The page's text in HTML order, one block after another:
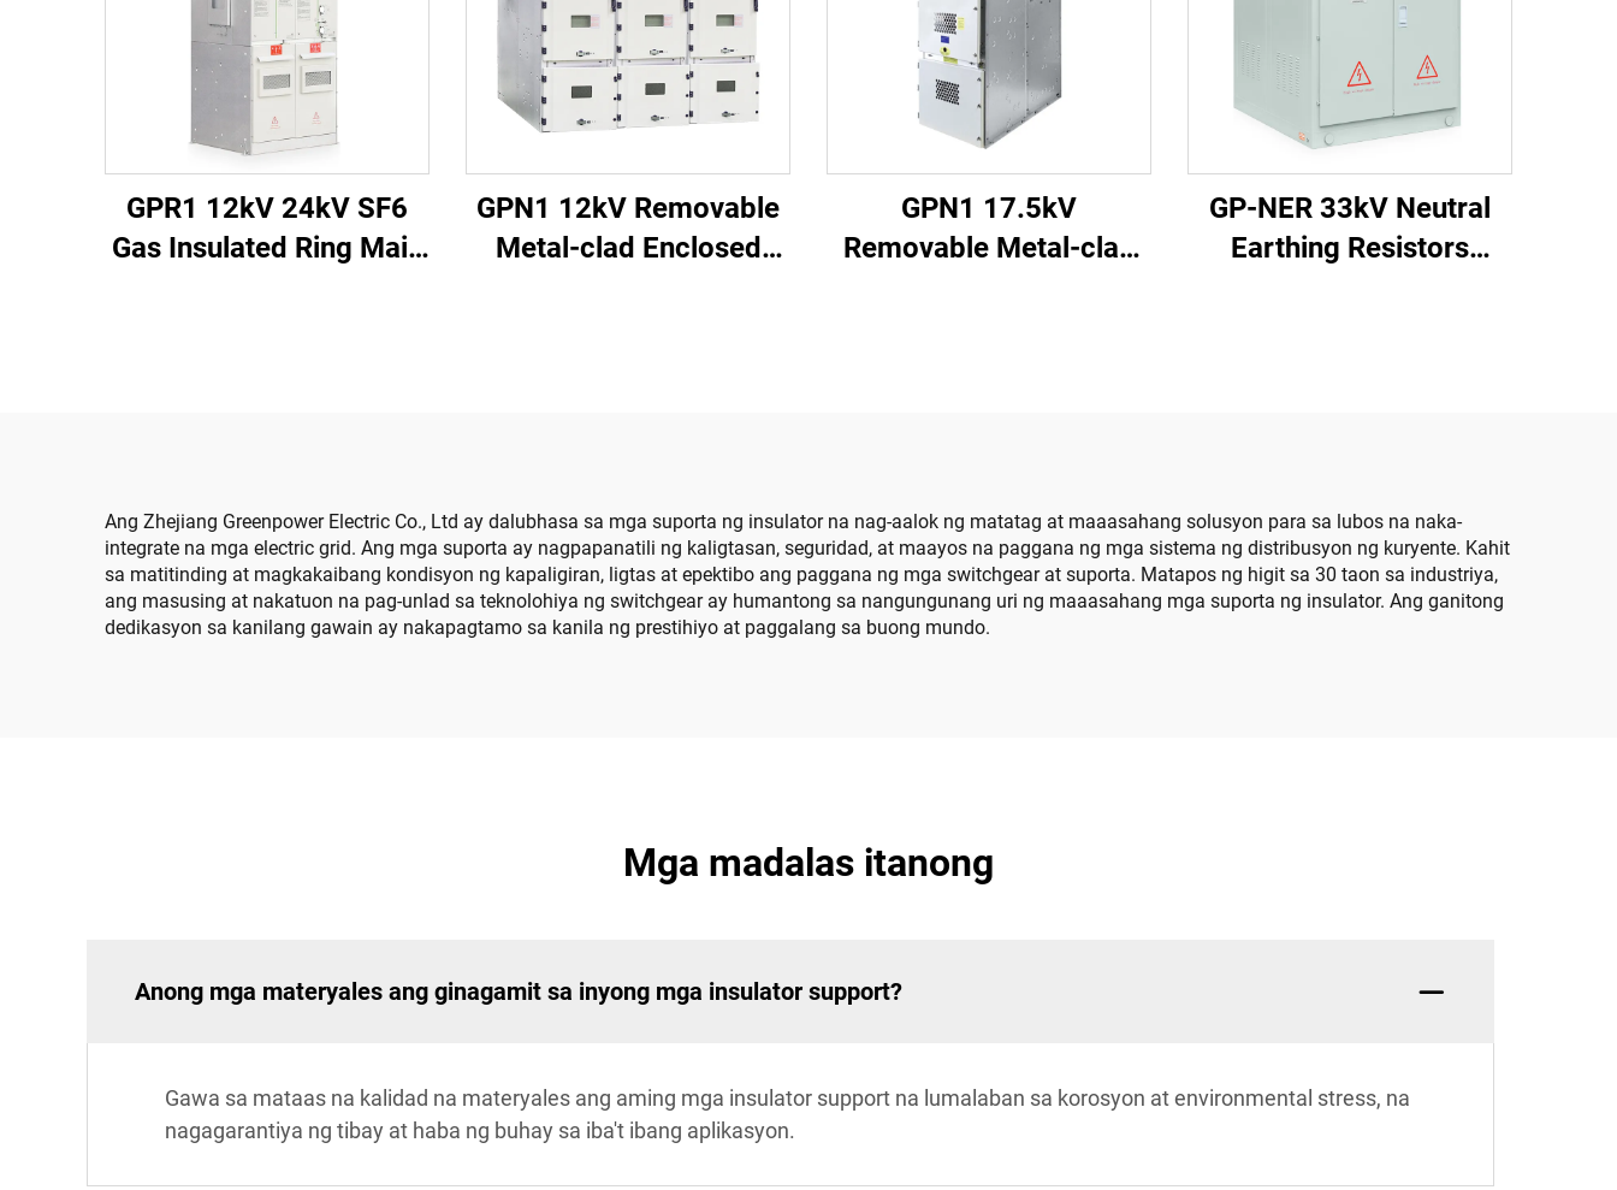
GPR1 12kV 24kV SF6
Gas Insulated Ring Main
GPN1 12kV Removable
Metal-clad Enclosed
GPN1 17.5kV
Removable Metal-clad
GP-NER 33kV Neutral
Earthing Resistors
Ang Zhejiang Greenpower Electric Co., Ltd ay dalubhasa sa mga suporta ng insulator na nag-aalok ng matatag at maaasahang solusyon para sa lubos na naka-
integrate na mga electric grid. Ang mga suporta ay nagpapanatili ng kaligtasan, seguridad, at maayos na paggana ng mga sistema ng distribusyon ng kuryente. Kahit
sa matitinding at magkakaibang kondisyon ng kapaligiran, ligtas at epektibo ang paggana ng mga switchgear at suporta. Matapos ng higit sa 30 taon sa industriya,
ang masusing at nakatuon na pag-unlad sa teknolohiya ng switchgear ay humantong sa nangungunang uri ng maaasahang mga suporta ng insulator. Ang ganitong
dedikasyon sa kanilang gawain ay nakapagtamo sa kanila ng prestihiyo at paggalang sa buong mundo.
Mga madalas itanong
Anong mga materyales ang ginagamit sa inyong mga insulator support?
Gawa sa mataas na kalidad na materyales ang aming mga insulator support na lumalaban sa korosyon at environmental stress, na
nagagarantiya ng tibay at haba ng buhay sa iba't ibang aplikasyon.